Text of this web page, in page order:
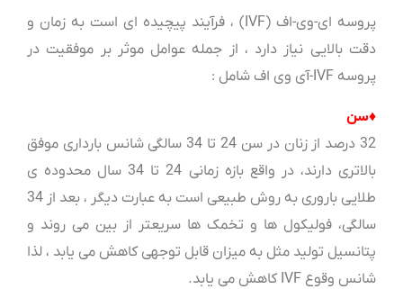
پروسه ای-وی-اف (IVF) ، فرآیند پیچیده ای است به زمان و
دقت بالایی نیاز دارد ، از جمله عوامل موثر بر موفقیت در
پروسه IVF-آی وی اف شامل :
♦سن
32 درصد از زنان در سن 24 تا 34 سالگی شانس بارداری موفق
بالاتری دارند، در واقع بازه زمانی 24 تا 34 سال محدوده ی
طلایی باروری به روش طبیعی است به عبارت دیگر ، بعد از 34
سالگی، فولیکول ها و تخمک ها سریعتر از بین می روند و
پتانسیل تولید مثل به میزان قابل توجهی کاهش می یابد ، لذا
شانس وقوع IVF کاهش می یابد.